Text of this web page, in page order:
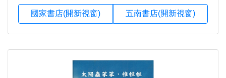
國家書店(開新視窗) 五南書店(開新視窗)